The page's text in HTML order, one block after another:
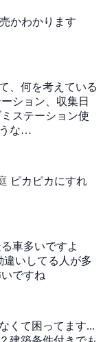
かわかります
、何を考えている
ション、収集日
ステーション使
うな…
ピカピカにすれ
車多いですよ
違いしてる人が多
ですね
くて困ってます...